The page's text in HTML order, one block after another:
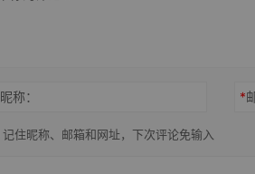
昵称： *
记住昵称、邮箱和网址，下次评论免输入